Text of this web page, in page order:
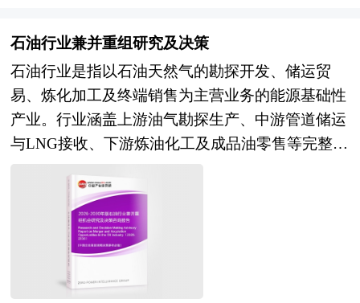
物发酵底物，中游涵盖原药合成、制剂加工及剂型
创新，下游直达农业生产和专业防治服务，是典型
的技术密集、资本密集与监管强约束型产业，其发
展水平直接反映国家精细化工与生物技术的综合实
力。 产业规划一般包括产业发展现状、产业特征
分析、产业发展目标和发展定位、产业发展重点方
向、产业空间引导和产业发展政策等。随着中国对
外开放程度的深化，经济全球化和区域化对产业发
展的影响显著增强，产业间的竞争层次和深度也发
生了变化。因此，科学预测产业发展趋势和空间变
化态势，对产业发展和规划具有重要的意义。中研
石油行业兼并重组研究及决策
石油行业是指以石油天然气的勘探开发、储运贸
易、炼化加工及终端销售为主营业务的能源基础性
产业。行业涵盖上游油气勘探生产、中游管道储运
与LNG接收、下游炼油化工及成品油零售等完整产
业燃料、居民生活等国民经济各个领域。作为现代
工业体系的血液与国家战略安全的核心支撑，石油
行业兼具强资源属性、高资本密集、长周期回报与
地缘政治敏感等多重特征，产业链条长、技术门槛
高、环保安全约束严，既是保障国家能源安全的压